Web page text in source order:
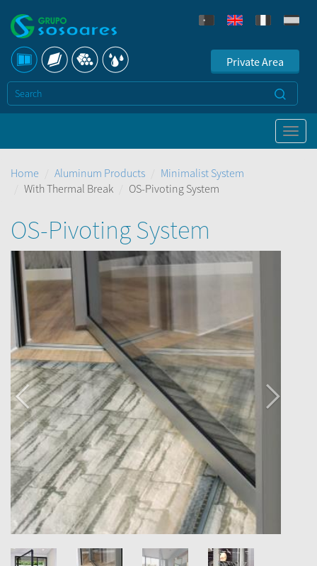
Private Area
Home Aluminum Products
Minimalist System
With Thermal Break
OS-Pivoting System
OS-Pivoting System